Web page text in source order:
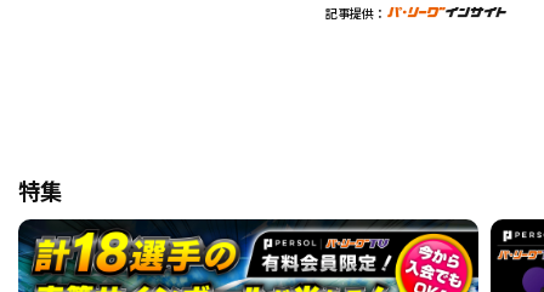
記事提供：
特集